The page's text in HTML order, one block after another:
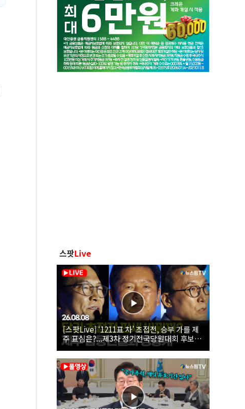
스팟Live
[스팟Live] ‘1211표 차’ 초접전, 승부 가를 제
주 표심은?...제3차 정기전국당원대회 후보자
제주 합동연설회 생중계 | 26.08.08